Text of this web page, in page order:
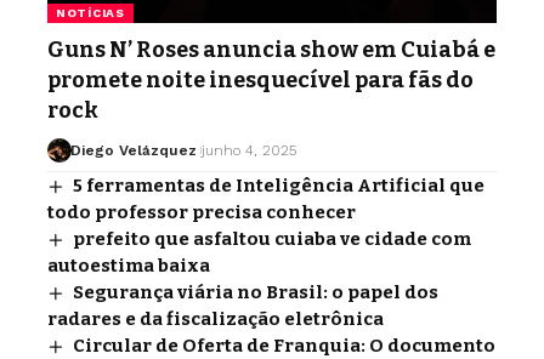
NOTÍCIAS
Guns N’ Roses anuncia show em Cuiabá e
promete noite inesquecível para fãs do
rock
Diego Velázquez junho 4, 2025
5 ferramentas de Inteligência Artificial que
todo professor precisa conhecer
prefeito que asfaltou cuiaba ve cidade com
autoestima baixa
Segurança viária no Brasil: o papel dos
radares e da fiscalização eletrônica
Circular de Oferta de Franquia: O documento